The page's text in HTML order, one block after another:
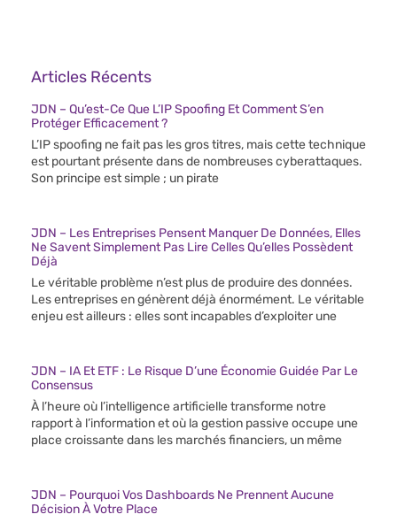
Articles Récents
JDN – Qu’est-Ce Que L’IP Spoofing Et Comment S’en
Protéger Efficacement ?
L’IP spoofing ne fait pas les gros titres, mais cette technique
est pourtant présente dans de nombreuses cyberattaques.
Son principe est simple ; un pirate
JDN – Les Entreprises Pensent Manquer De Données, Elles
Ne Savent Simplement Pas Lire Celles Qu’elles Possèdent
Déjà
Le véritable problème n’est plus de produire des données.
Les entreprises en génèrent déjà énormément. Le véritable
enjeu est ailleurs : elles sont incapables d’exploiter une
JDN – IA Et ETF : Le Risque D’une Économie Guidée Par Le
Consensus
À l’heure où l’intelligence artificielle transforme notre
rapport à l’information et où la gestion passive occupe une
place croissante dans les marchés financiers, un même
JDN – Pourquoi Vos Dashboards Ne Prennent Aucune
Décision À Votre Place